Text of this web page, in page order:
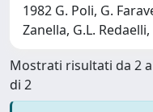
1982 G. Poli, G.
Zanella, G.L.
Mostrati risultati da 2
di 2